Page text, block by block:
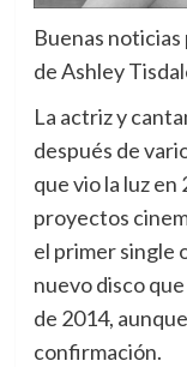
Buenas noticias
de Ashley
La actriz y
después de
que vio la luz
proyectos
el primer single
nuevo disco
de 2014,
confirmación.